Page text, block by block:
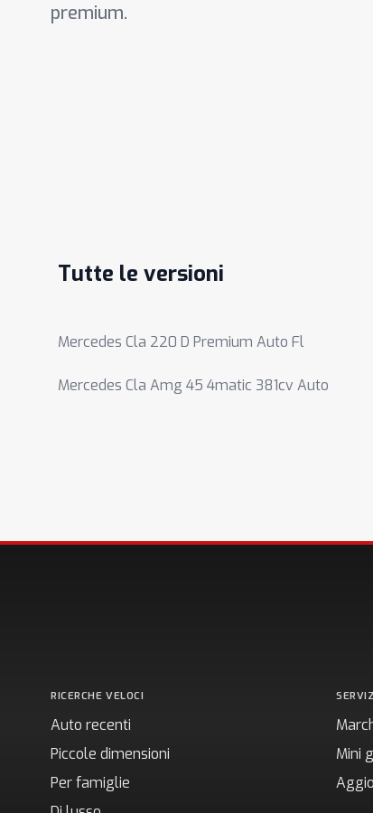
premium.
Tutte le versioni
Mercedes Cla 220 D Premium Auto Fl
Mercedes Cla Amg 45 4matic 381cv Auto
RICERCHE VELOCI
Auto recenti
Piccole dimensioni
Per famiglie
Mini